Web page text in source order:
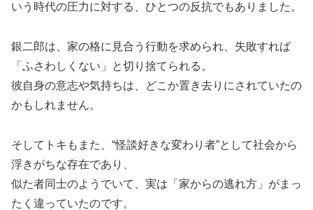
いう時代の圧力に対する、ひとつの反抗でもありました。
銀二郎は、家の格に見合う行動を求められ、失敗すれば
「ふさわしくない」と切り捨てられる。
彼自身の意志や気持ちは、どこか置き去りにされていたの
かもしれません。
そしてトキもまた、“怪談好きな変わり者”として社会から
浮きがちな存在であり、
似た者同士のようでいて、実は「家からの逃れ方」がまっ
たく違っていたのです。